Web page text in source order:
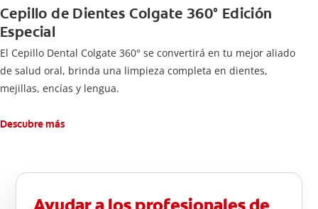
Cepillo de Dientes Colgate 360° Edición
Especial
El Cepillo Dental Colgate 360° se convertirá en tu mejor aliado
de salud oral, brinda una limpieza completa en dientes,
mejillas, encías y lengua.
Descubre más